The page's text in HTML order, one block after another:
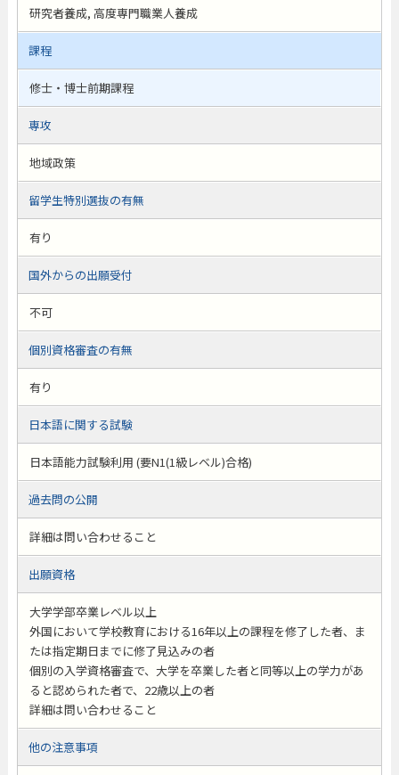
研究者養成, 高度専門職業人養成
課程
修士・博士前期課程
専攻
地域政策
留学生特別選抜の有無
有り
国外からの出願受付
不可
個別資格審査の有無
有り
日本語に関する試験
日本語能力試験利用 (要N1(1級レベル)合格)
過去問の公開
詳細は問い合わせること
出願資格
大学学部卒業レベル以上
外国において学校教育における16年以上の課程を修了した者、ま
たは指定期日までに修了見込みの者
個別の入学資格審査で、大学を卒業した者と同等以上の学力があ
ると認められた者で、22歳以上の者
詳細は問い合わせること
他の注意事項